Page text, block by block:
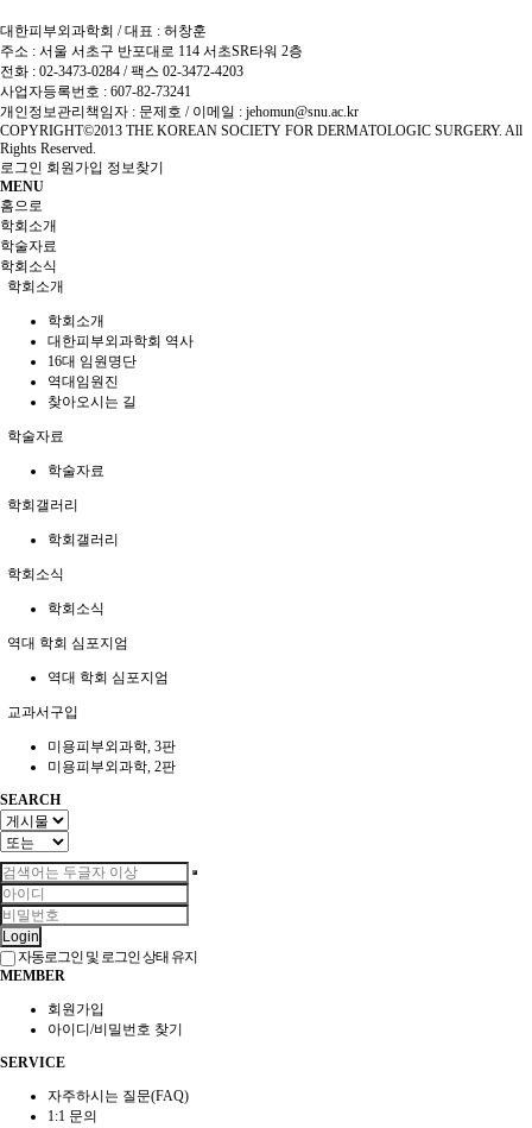
대한피부외과학회 / 대표 : 허창훈
주소 : 서울 서초구 반포대로 114 서초SR타워 2층
전화 : 02-3473-0284 / 팩스 02-3472-4203
사업자등록번호 : 607-82-73241
개인정보관리책임자 : 문제호 / 이메일 : jehomun@snu.ac.kr
COPYRIGHT©2013 THE KOREAN SOCIETY FOR DERMATOLOGIC SURGERY. All
Rights Reserved.
로그인 회원가입 정보찾기
MENU
홈으로
학회소개
학술자료
학회소식
학회소개
학회소개
대한피부외과학회 역사
16대 임원명단
역대임원진
찾아오시는 길
학술자료
학술자료
학회갤러리
학회갤러리
학회소식
학회소식
역대 학회 심포지엄
역대 학회 심포지엄
교과서구입
미용피부외과학, 3판
미용피부외과학, 2판
SEARCH
Login
자동로그인 및 로그인 상태 유지
MEMBER
회원가입
아이디/비밀번호 찾기
SERVICE
자주하시는 질문(FAQ)
1:1 문의